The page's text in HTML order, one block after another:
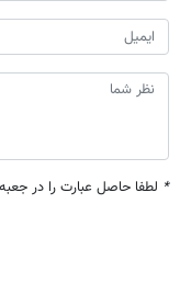
* لطفا حاصل عبارت را در